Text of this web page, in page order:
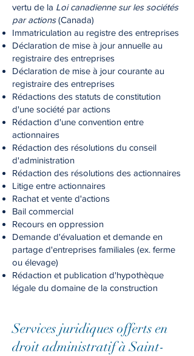
vertu de la Loi canadienne sur les sociétés
par actions(Canada)
Immatriculation au registre des entreprises
Déclaration de mise à jour annuelle au
registraire des entreprises
Déclaration de mise à jour courante au
registraire des entreprises
Rédactions des statuts de constitution
d'une société par actions
Rédaction d'une convention entre
actionnaires
Rédaction des résolutions du conseil
d'administration
Rédaction des résolutions des actionnaires
Litige entre actionnaires
Rachat et vente d'actions
Bail commercial
Recours en oppression
Demande d'évaluation et demande en
partage d'entreprises familiales (ex. ferme
ou élevage)
Rédaction et publication d'hypothèque
légale du domaine de la construction
Services juridiques offerts en
droit administratif à Saint-